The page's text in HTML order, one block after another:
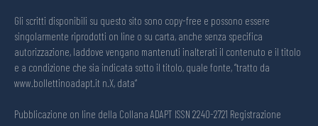
Gli scritti disponibili su questo sito sono copy-free e possono essere
singolarmente riprodotti on line o su carta, anche senza specifica
autorizzazione, laddove vengano mantenuti inalterati il contenuto e il titolo
e a condizione che sia indicata sotto il titolo, quale fonte, “tratto da
www.bollettinoadapt.it n.X, data“
Pubblicazione on line della Collana ADAPT ISSN 2240-2721 Registrazione